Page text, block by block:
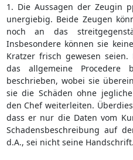
1. Die Aussagen der Zeugin
unergiebig. Beide Zeugen
noch an das
Insbesondere können sie
Kratzer frisch gewesen
das allgemeine Procedere
beschrieben, wobei sie
sie die Schäden ohne
den Chef weiterleiten.
dass er nur die Daten vom
Schadensbeschreibung auf
d.A., sei nicht seine Handschrift.